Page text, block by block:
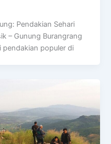
Pendakian Sehari
– Gunung Burangrang
pendakian populer di